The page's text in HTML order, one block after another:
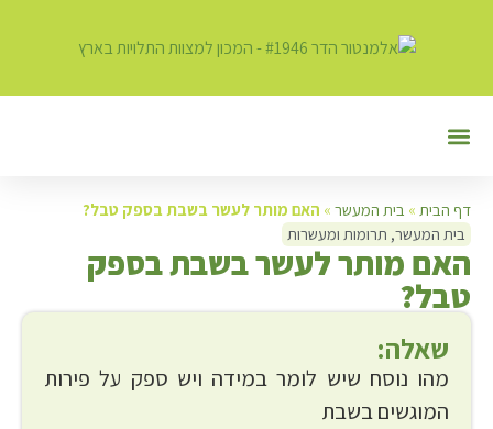
דף הבית » בית המעשר » האם מותר לעשר בשבת בספק טבל?
בית המעשר, תרומות ומעשרות
האם מותר לעשר בשבת בספק
טבל?
שאלה:
מהו נוסח שיש לומר במידה ויש ספק על פירות
המוגשים בשבת